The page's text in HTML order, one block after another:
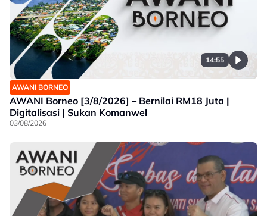
14:55
AWANI BORNEO
AWANI Borneo [3/8/2026] – Bernilai RM18 Juta |
Digitalisasi | Sukan Komanwel
03/08/2026